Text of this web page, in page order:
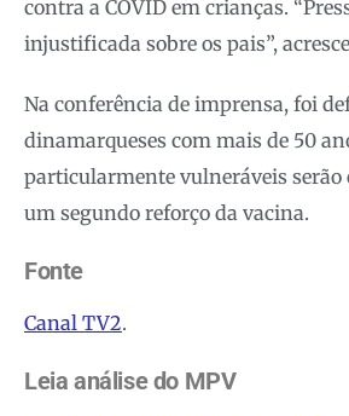
contra a COVID em crianças.
injustificada sobre os pais”,
Na conferência de imprensa, foi
dinamarqueses com mais de 50
particularmente vulneráveis ​​serão
um segundo reforço da vacina.
Fonte
Canal TV2.
Leia análise do MPV